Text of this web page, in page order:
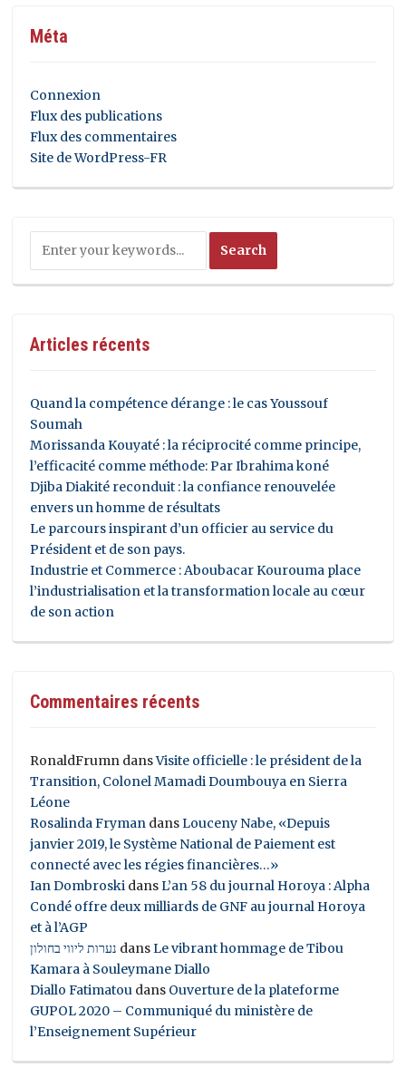
Méta
Connexion
Flux des publications
Flux des commentaires
Site de WordPress-FR
Articles récents
Quand la compétence dérange : le cas Youssouf
Soumah
Morissanda Kouyaté : la réciprocité comme principe,
l’efficacité comme méthode: Par Ibrahima koné
Djiba Diakité reconduit : la confiance renouvelée
envers un homme de résultats
Le parcours inspirant d’un officier au service du
Président et de son pays.
Industrie et Commerce : Aboubacar Kourouma place
l’industrialisation et la transformation locale au cœur
de son action
Commentaires récents
RonaldFrumn dansVisite officielle : le président de la
Transition, Colonel Mamadi Doumbouya en Sierra
Léone
Rosalinda Fryman dansLouceny Nabe, «Depuis
janvier 2019, le Système National de Paiement est
connecté avec les régies financières…»
Ian Dombroski dansL’an 58 du journal Horoya : Alpha
Condé offre deux milliards de GNF au journal Horoya
et à l’AGP
נערות ליווי בחולון dansLe vibrant hommage de Tibou
Kamara à Souleymane Diallo
Diallo Fatimatou dans Ouverture de la plateforme
GUPOL 2020 – Communiqué du ministère de
l’Enseignement Supérieur